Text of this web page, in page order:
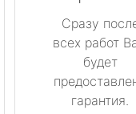
Сразу
всех работ
будет
гарантия.